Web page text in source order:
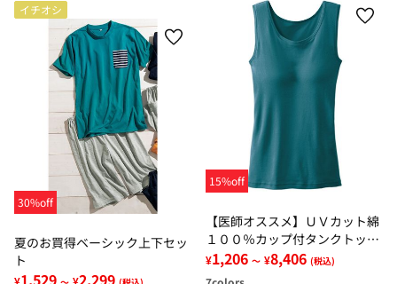
イチオシ
30%off
夏のお買得ベーシック上下セッ
ト
¥1,529 ¥2,299
15%off
【医師オススメ】ＵＶカット綿
１００％カップ付タンクトップ
６色組＜カラフルコットン＞
¥1,206 ～ ¥8,406 (税込)